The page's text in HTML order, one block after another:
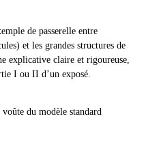
de passerelle entre
et les grandes structures de
explicative claire et rigoureuse,
I ou II d’un exposé.
du modèle standard